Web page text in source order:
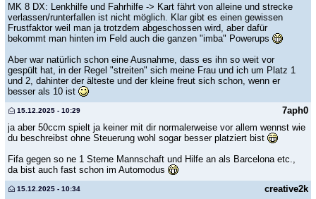
MK 8 DX: Lenkhilfe und Fahrhilfe -> Kart fährt von alleine und strecke
verlassen/runterfallen ist nicht möglich. Klar gibt es einen gewissen
Frustfaktor weil man ja trotzdem abgeschossen wird, aber dafür
bekommt man hinten im Feld auch die ganzen "imba" Powerups
Aber war natürlich schon eine Ausnahme, dass es ihn so weit vor
gespült hat, in der Regel "streiten" sich meine Frau und ich um Platz 1
und 2, dahinter der älteste und der kleine freut sich schon, wenn er
besser als 10 ist
7aph0
15.12.2025 - 10:29
ja aber 50ccm spielt ja keiner mit dir normalerweise vor allem wennst wie
du beschreibst ohne Steuerung wohl sogar besser platziert bist
Fifa gegen so ne 1 Sterne Mannschaft und Hilfe an als Barcelona etc.,
da bist auch fast schon im Automodus
creative2k
15.12.2025 - 10:34